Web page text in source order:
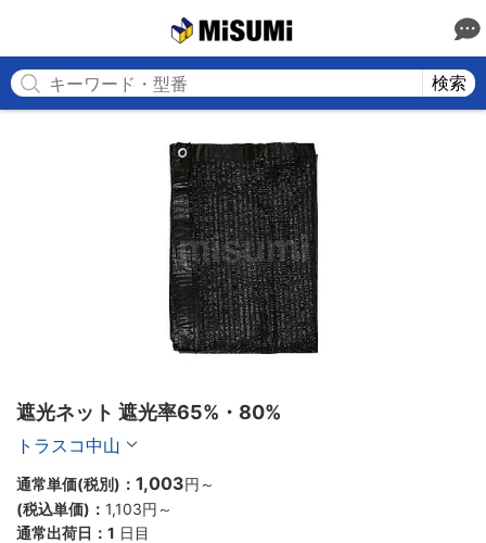
検索
遮光ネット 遮光率65%・80%
トラスコ中山
通常単価(税別)： 1,003円 ～
(税込単価)： 1,103円 ～
通常出荷日： 1 日目